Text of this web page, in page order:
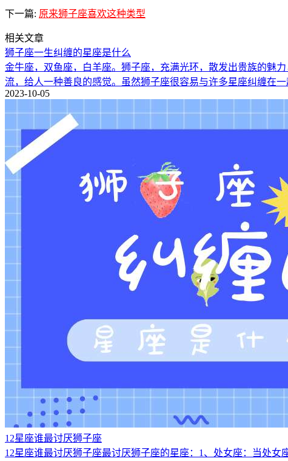
下一篇: 原来狮子座喜欢这种类型
相关文章
狮子座一生纠缠的星座是什么
金牛座，双鱼座，白羊座。狮子座，充满光环，散发出贵族的魅
流，给人一种善良的感觉。虽然狮子座很容易与许多星座纠缠在
2023-10-05
12星座谁最讨厌狮子座
12星座谁最讨厌狮子座最讨厌狮子座的星座：1、处女座：当处